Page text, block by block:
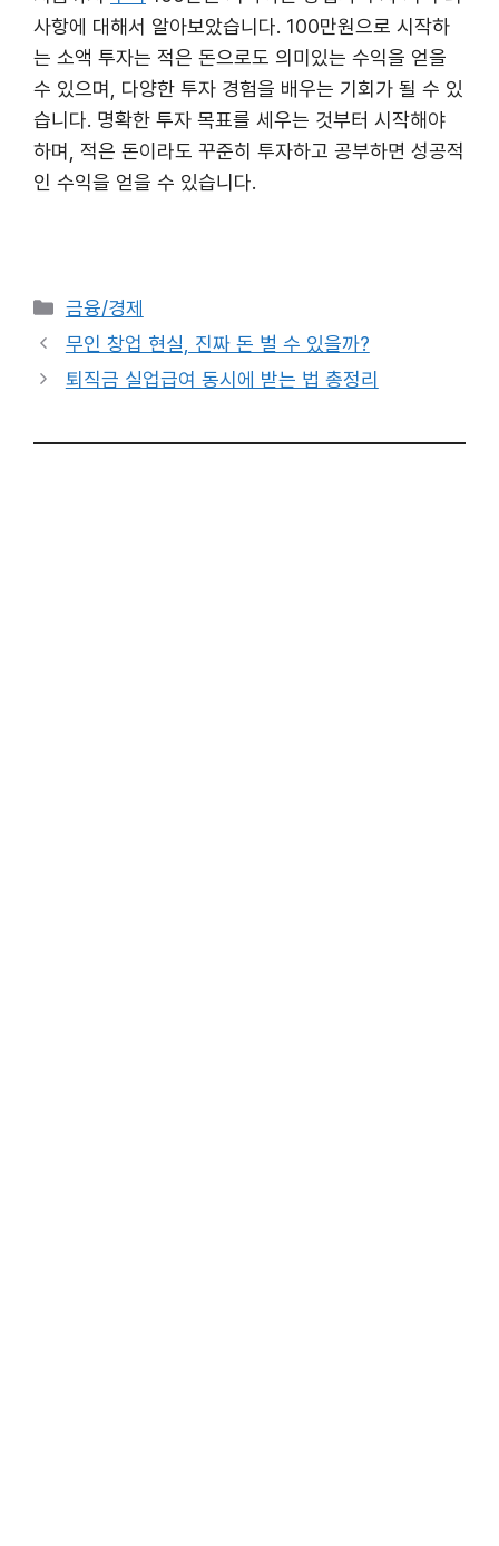
사항에 대해서 알아보았습니다. 100만원으로 시작하
는 소액 투자는 적은 돈으로도 의미있는 수익을 얻을
수 있으며, 다양한 투자 경험을 배우는 기회가 될 수 있
습니다. 명확한 투자 목표를 세우는 것부터 시작해야
하며, 적은 돈이라도 꾸준히 투자하고 공부하면 성공적
인 수익을 얻을 수 있습니다.
카
테
고
금융/경제
무인 창업 현실, 진짜 돈 벌 수 있을까?
퇴직금 실업급여 동시에 받는 법 총정리